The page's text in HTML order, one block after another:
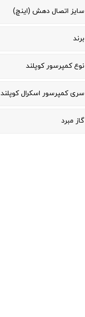
سایز اتصال دهش (اینچ)
برند
نوع کمپرسور کوپلند
سری کمپرسور اسکرال کوپلند
گاز مبرد